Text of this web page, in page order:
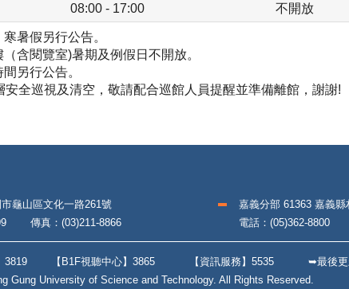
08:00 - 17:00 不開放
暑假另行公告。
含閱覽室)暑期及例假日不開放。
另行公告。
全巡視及清空，敬請配合巡館人員提醒並準備離館，謝謝!
龜山區文化一路261號
傳真：(03)211-8866
嘉義分部 61363 嘉義
電話：(05)362-8800
、3819 【B1F視聽中心】3865 【資訊服務】5535
➥最後更
Gung University of Science and Technology. All Rights Reserved.